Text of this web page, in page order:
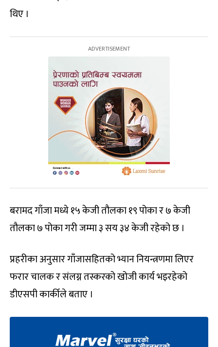
थिए ।
बरामद गाँजा मध्ये १५ केजी तौलका १९ पोका र ७ केजी
तौलका ७ पोका गरी जम्मा ३ सय ३४ केजी रहेको छ ।
प्रहरीका अनुसार गाँजासहितको भ्यान नियन्त्रणमा लिएर
फरार चालक र संलग्न तस्करको खोजी कार्य भइरहेको
डीएसपी कार्कीले बताए ।